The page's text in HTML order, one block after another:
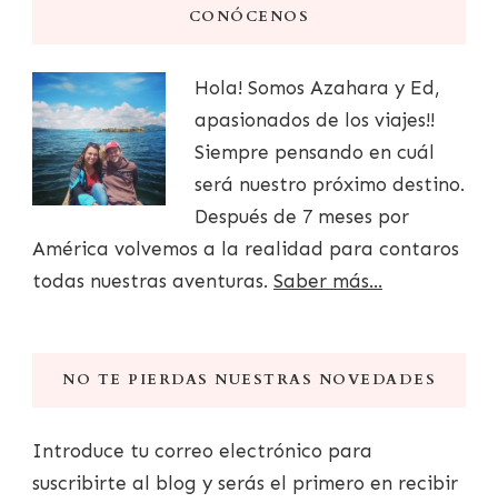
CONÓCENOS
Hola! Somos Azahara y Ed,
apasionados de los viajes!!
Siempre pensando en cuál
será nuestro próximo destino.
Después de 7 meses por
América volvemos a la realidad para contaros
todas nuestras aventuras. Saber más...
NO TE PIERDAS NUESTRAS NOVEDADES
Introduce tu correo electrónico para
suscribirte al blog y serás el primero en recibir